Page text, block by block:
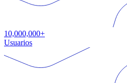
10,000,000+
Usuarios